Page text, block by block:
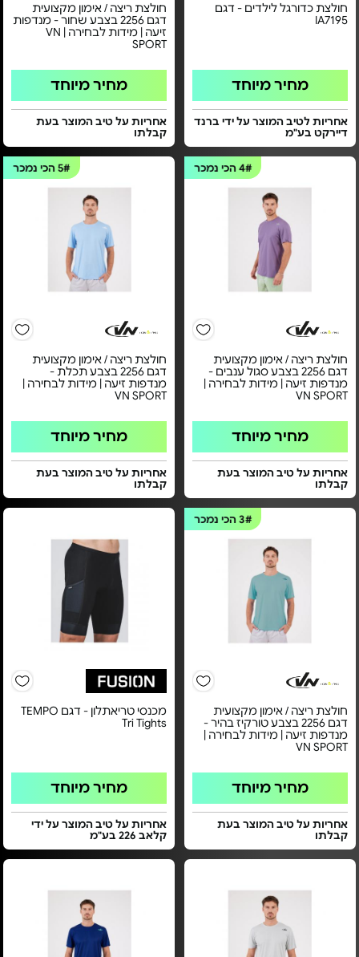
חולצת כדורגל לילדים - דגם
IA7195
מחיר מיוחד
אחריות לטיב המוצר על ידי ברנד
דיירקט בע"מ
חולצת ריצה / אימון מקצועית
דגם 2256 בצבע שחור - מנדפות
זיעה | מידות לבחירה | VN
SPORT
מחיר מיוחד
אחריות על טיב המוצר בעת
קבלתו
4#הכי נמכר
חולצת ריצה / אימון מקצועית
דגם 2256 בצבע סגול ענבים -
מנדפות זיעה | מידות לבחירה |
VN SPORT
מחיר מיוחד
אחריות על טיב המוצר בעת
קבלתו
5#הכי נמכר
חולצת ריצה / אימון מקצועית
דגם 2256 בצבע תכלת -
מנדפות זיעה | מידות לבחירה |
VN SPORT
מחיר מיוחד
אחריות על טיב המוצר בעת
קבלתו
3#הכי נמכר
חולצת ריצה / אימון מקצועית
דגם 2256 בצבע טורקיז בהיר -
מנדפות זיעה | מידות לבחירה |
VN SPORT
מחיר מיוחד
אחריות על טיב המוצר בעת
קבלתו
מכנסי טריאתלון - דגם TEMPO
Tri Tights
מחיר מיוחד
אחריות על טיב המוצר על ידי
קלאב 226 בע"מ